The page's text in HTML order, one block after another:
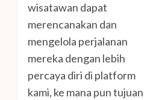
wisatawan dapat
merencanakan dan
mengelola perjalanan
mereka dengan lebih
percaya diri di platform
kami, ke mana pun tujuan